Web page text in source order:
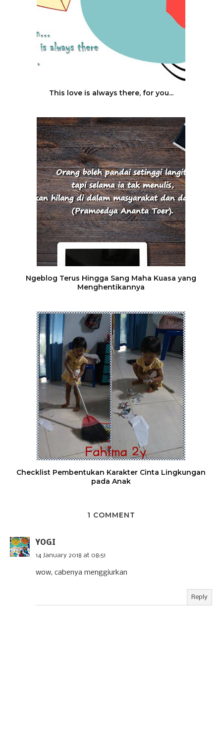
This love is always there, for you...
Ngeblog Terus Hingga Sang Maha Kuasa yang
Menghentikannya
Checklist Pembentukan Karakter Cinta Lingkungan
pada Anak
1 COMMENT
YOGI
14 January 2018 at 08:51
wow, cabenya menggiurkan
Reply